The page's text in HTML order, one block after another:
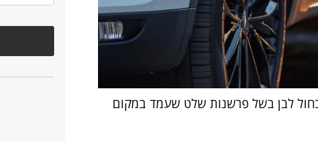
לבן בשל פרשנות שלט שעמד במקום